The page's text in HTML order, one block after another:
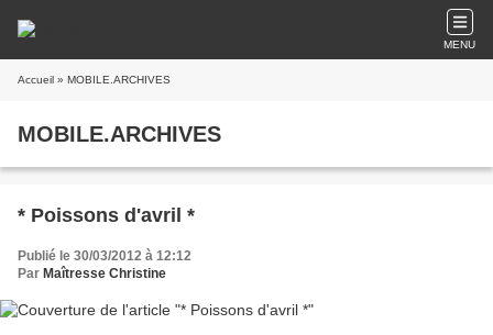
MENU
Accueil » MOBILE.ARCHIVES
MOBILE.ARCHIVES
* Poissons d'avril *
Publié le 30/03/2012 à 12:12
Par Maîtresse Christine